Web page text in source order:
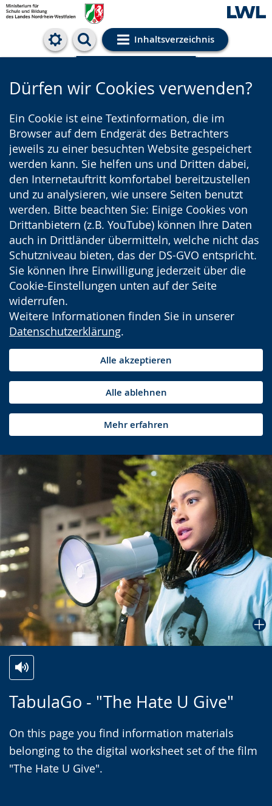
Inhaltsverzeichnis
Cookie-Einstellungen
Dürfen wir Cookies verwenden?
Ein Cookie ist eine Textinformation, die im
Browser auf dem Endgerät des Betrachters
jeweils zu einer besuchten Website gespeichert
werden kann. Sie helfen uns und Dritten dabei,
den Internetauftritt komfortabel bereitzustellen
und zu analysieren, wie unsere Seiten benutzt
werden. Bitte beachten Sie: Einige Cookies von
Drittanbietern (z.B. YouTube) können Ihre Daten
auch in Drittländer übermitteln, welche nicht das
Schutzniveau bieten, das der DS-GVO entspricht.
Sie können Ihre Einwilligung jederzeit über die
Cookie-Einstellungen unten auf der Seite
widerrufen.
Weitere Informationen finden Sie in unserer
Datenschutzerklärung.
Alle akzeptieren
Alle ablehnen
Mehr erfahren
TabulaGo - "The Hate U Give"
On this page you find information materials
belonging to the digital worksheet set of the film
"The Hate U Give".
Leichten
wechseln.
Audio-
Video
Deutscher
Gebärdensprache
wird